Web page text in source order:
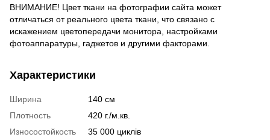
ВНИМАНИЕ! Цвет ткани на фотографии сайта может
отличаться от реального цвета ткани, что связано с
искажением цветопередачи монитора, настройками
фотоаппаратуры, гаджетов и другими факторами.
Характеристики
Ширина
140 см
Плотность
420 г./м.кв.
Износостойкость
35 000 циклів